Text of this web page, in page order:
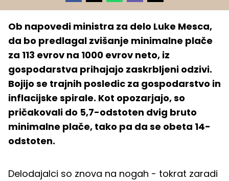
Ob napovedi ministra za delo Luke Mesca,
da bo predlagal zvišanje minimalne plače
za 113 evrov na 1000 evrov neto, iz
gospodarstva prihajajo zaskrbljeni odzivi.
Bojijo se trajnih posledic za gospodarstvo in
inflacijske spirale. Kot opozarjajo, so
pričakovali do 5,7-odstoten dvig bruto
minimalne plače, tako pa da se obeta 14-
odstoten.
Delodajalci so znova na nogah - tokrat zaradi